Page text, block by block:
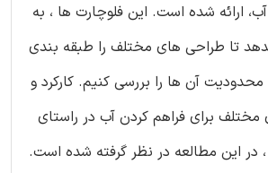
ارائه شده است. این فلوچارت ها ، به
تا طراحی های مختلف را طبقه بندی
آن ها را بررسی کنیم. کارکرد و
برای فراهم کردن آب در راستای
در این مطالعه در نظر گرفته شده است.